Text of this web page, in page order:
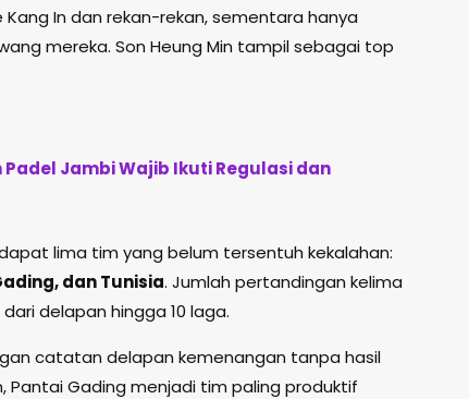
In dan rekan-rekan, sementara hanya
mereka. Son Heung Min tampil sebagai top
Jambi Wajib Ikuti Regulasi dan
lima tim yang belum tersentuh kekalahan:
dan Tunisia. Jumlah pertandingan kelima
delapan hingga 10 laga.
catatan delapan kemenangan tanpa hasil
Pantai Gading menjadi tim paling produktif